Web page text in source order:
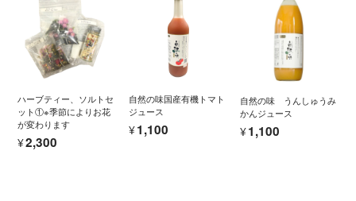
ハーブティー、ソルトセ
ット①※季節によりお花
が変わります
¥2,300
自然の味国産有機トマト
ジュース
¥1,100
自然の味 うんしゅうみ
かんジュース
¥1,100